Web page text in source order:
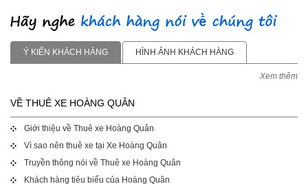
Ý KIẾN KHÁCH HÀNG HÌNH ẢNH KHÁCH HÀNG
Xem thêm
VỀ THUÊ XE HOÀNG QUÂN
Giới thiệu về Thuê xe Hoàng Quân
Vì sao nên thuê xe tại Xe Hoàng Quân
Truyền thông nói về Thuê xe Hoàng Quân
Khách hàng tiêu biểu của Hoàng Quân